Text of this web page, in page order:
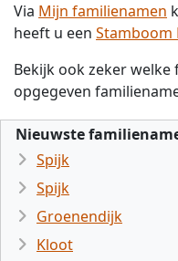
Via Mijn familienamen
heeft u een Stamboom
Bekijk ook zeker
opgegeven
Nieuwste
Spijk
Spijk
Groenendijk
Kloot